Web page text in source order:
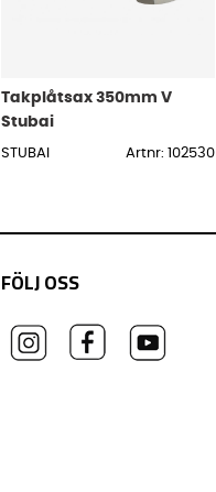
Takplåtsax 350mm V
Stubai
STUBAI Artnr: 102530
FÖLJ OSS